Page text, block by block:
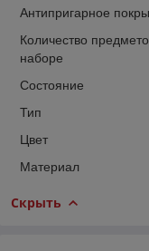
Антипригарное
Количество
наборе
Состояние
Тип
Цвет
Материал
Скрыть